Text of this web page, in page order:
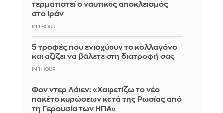
τερματιστεί ο ναυτικός αποκλεισμός
στο Ιράν
IN 1 HOUR
5 τροφές που ενισχύουν το κολλαγόνο
και αξίζει να βάλετε στη διατροφή σας
IN 1 HOUR
Φον ντερ Λάιεν: «Χαιρετίζω το νέο
πακέτο κυρώσεων κατά της Ρωσίας από
τη Γερουσία των ΗΠΑ»